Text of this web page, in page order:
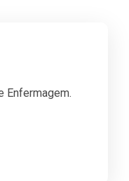
Enfermagem.